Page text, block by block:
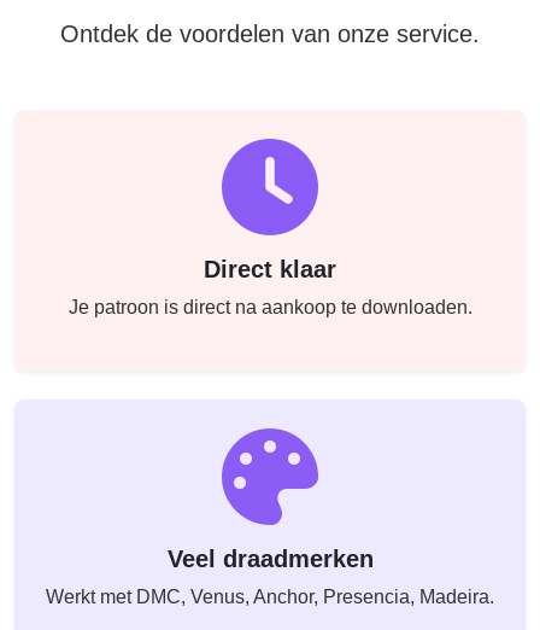
Ontdek de voordelen van onze service.
Direct klaar
Je patroon is direct na aankoop te downloaden.
Veel draadmerken
Werkt met DMC, Venus, Anchor, Presencia, Madeira.